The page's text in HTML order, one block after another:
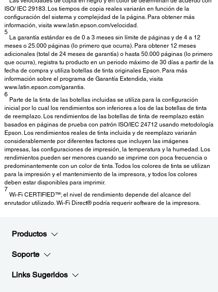
ISO/ IEC 29183. Los tiempos de copia reales variarán en función de la
configuración del sistema y complejidad de la página. Para obtener más
información, visita www.latin.epson.com/velocidad.
5
La garantía estándar es de 0 a 3 meses sin límite de páginas y de 4 a 12
meses o 25.000 páginas (lo primero que ocurra). Para obtener 12 meses
adicionales (total de 24 meses de garantía) o hasta 50.000 páginas (lo primero
que ocurra), registra tu producto en un periodo máximo de 30 días a partir de la
fecha de compra y utiliza botellas de tinta originales Epson. Para más
información sobre el programa de Garantía Extendida, visita
www.latin.epson.com/garantia.
6
Parte de la tinta de las botellas incluidas se utiliza para la configuración
inicial por lo cual los rendimientos son inferiores a los de las botellas de tinta
de reemplazo. Los rendimientos de las botellas de tinta de reemplazo están
basados en páginas de prueba con patrón ISO/IEC 24712 usando metodología
Epson. Los rendimientos reales de tinta incluida y de reemplazo variarán
considerablemente por diferentes factores que incluyen las imágenes
impresas, las configuraciones de impresión, la temperatura y la humedad. Los
rendimientos pueden ser menores cuando se imprime con poca frecuencia o
predominantemente con un color de tinta. Todos los colores de tinta se utilizan
para la impresión y el mantenimiento de la impresora, y todos los colores
deben estar disponibles para imprimir.
7
Wi-Fi CERTIFIED™; el nivel de rendimiento depende del alcance del
enrutador utilizado. Wi-Fi Direct® podría requerir software de la impresora.
Productos
Soporte
Links Sugeridos